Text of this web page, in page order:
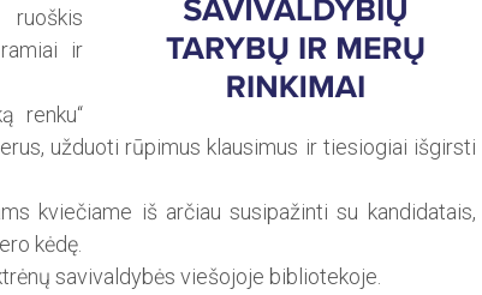
ir
renku“
užduoti rūpimus klausimus ir tiesiogiai išgirsti
kviečiame iš arčiau susipažinti su kandidatais,
kėdę.
savivaldybės viešojoje bibliotekoje.